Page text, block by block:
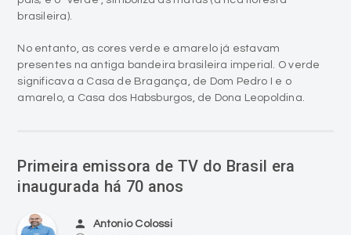
presentes na antiga bandeira brasileira imperial. O verde
amarelo, a Casa dos Habsburgos, de Dona Leopoldina.
person Antonio Colossi
access_time 18/09/2020 - 00:30
A primeira emissora de televisão do Brasil, a TV Tupi de São